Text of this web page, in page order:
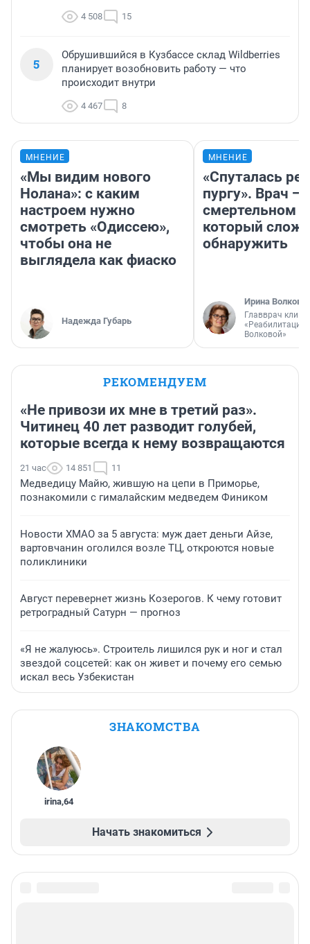
4 508 15
5
Обрушившийся в Кузбассе склад Wildberries
планирует возобновить работу — что
происходит внутри
4 467 8
МНЕНИЕ
«Мы видим нового
Нолана»: с каким
настроем нужно
смотреть «Одиссею»,
чтобы она не
выглядела как фиаско
Надежда Губарь
МНЕНИЕ
«Спуталась
пургу». Врач —
смертельном
который
обнаружить
Ирина Волкова
Главврач
«Реабилитация
Волковой»
РЕКОМЕНДУЕМ
«Не привози их мне в третий раз».
Читинец 40 лет разводит голубей,
которые всегда к нему возвращаются
21 час 14 851 11
Медведицу Майю, жившую на цепи в Приморье,
познакомили с гималайским медведем Фиником
Новости ХМАО за 5 августа: муж дает деньги Айзе,
вартовчанин оголился возле ТЦ, откроются новые
поликлиники
Август перевернет жизнь Козерогов. К чему готовит
ретроградный Сатурн — прогноз
«Я не жалуюсь». Строитель лишился рук и ног и стал
звездой соцсетей: как он живет и почему его семью
искал весь Узбекистан
ЗНАКОМСТВА
irina,64
Начать знакомиться